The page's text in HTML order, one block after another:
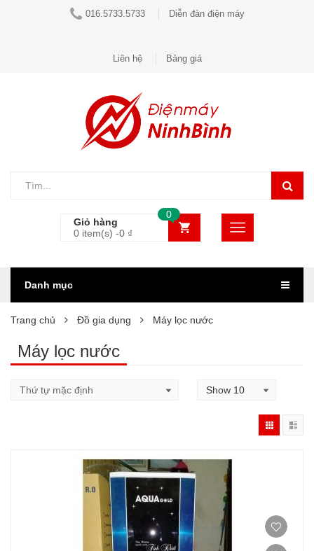
016.5733.5733 Diễn đàn điện máy
Liên hệ Bảng giá
Giỏ hàng
0 item(s) -0 ₫
0
Danh mục
Trang chủ Đồ gia dụng Máy lọc nước
Máy lọc nước